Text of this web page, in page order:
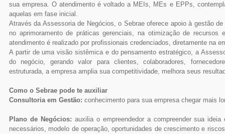
sua empresa. O atendimento é voltado a MEIs, MEs e EPPs,
aquelas em fase inicial.
Através da Assessoria de Negócios, o Sebrae oferece apoio à gestão
no aprimoramento de práticas gerenciais, na otimização de
atendimento é realizado por profissionais credenciados, diretamente na
A partir de uma visão sistêmica e do pensamento estratégico, a
do negócio, gerando valor para clientes, colaboradores,
estruturada, a empresa amplia sua competitividade, melhora seus
Como o Sebrae pode te auxiliar
Consultoria em Gestão: conhecimento para sua empresa chegar mais
Plano de Negócios: auxilia o empreendedor a compreender sua
necessários, modelo de operação, oportunidades de crescimento e